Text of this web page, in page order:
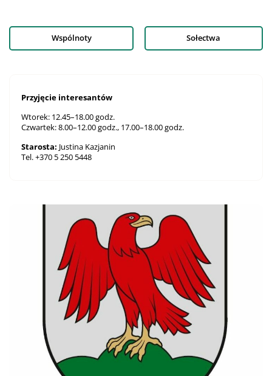
Wspólnoty Sołectwa
Przyjęcie interesantów
Wtorek: 12.45–18.00 godz.
Czwartek: 8.00–12.00 godz., 17.00–18.00 godz.
Starosta: Justina Kazjanin
Tel. +370 5 250 5448